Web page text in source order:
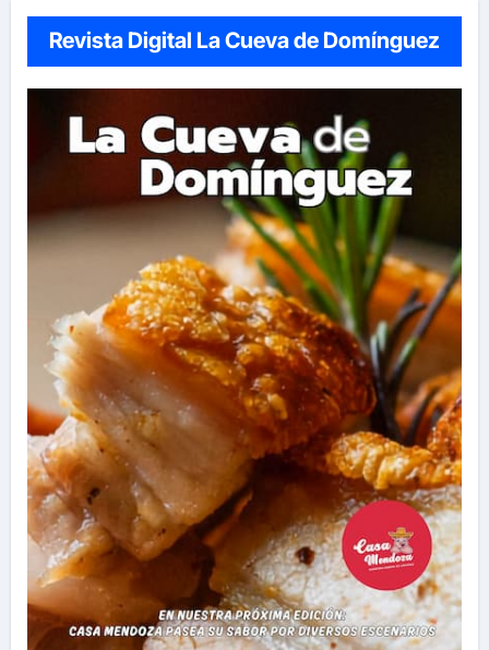
Revista Digital La Cueva de Domínguez